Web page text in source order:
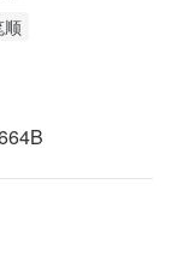
顺